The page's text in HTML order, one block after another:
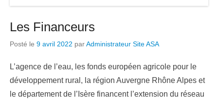
Les Financeurs
Posté le 9 avril 2022 parAdministrateur Site ASA
L’agence de l’eau, les fonds européen agricole pour le
développement rural, la région Auvergne Rhône Alpes et
le département de l’Isère financent l’extension du réseau